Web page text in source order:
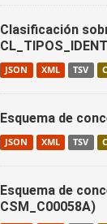
Clasificación
JSON XML TSV
Esquema de
JSON XML TSV
Esquema de
CSM_C00058A)